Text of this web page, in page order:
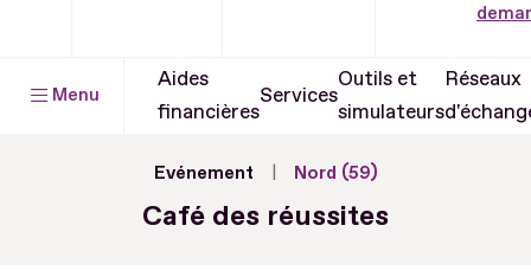
Menu
Aides
financières
Services
Outils et
simulateurs
Réseaux
Evénement Nord (59)
Café des réussites